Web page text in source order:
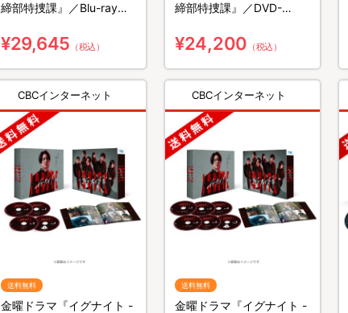
締部特捜課』／Blu-ray
¥29,645 （税込）
締部特捜課』／DVD-
¥24,200 （税込）
CBCインターネット
送料無料
金曜ドラマ『イグナイト -
CBCインターネット
送料無料
金曜ドラマ『イグナイト -